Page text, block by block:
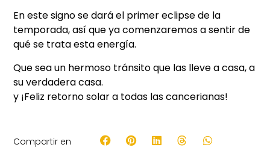
En este signo se dará el primer eclipse de la
temporada, así que ya comenzaremos a sentir de
qué se trata esta energía.
Que sea un hermoso tránsito que las lleve a casa, a
su verdadera casa.
y ¡Feliz retorno solar a todas las cancerianas!
Compartir en